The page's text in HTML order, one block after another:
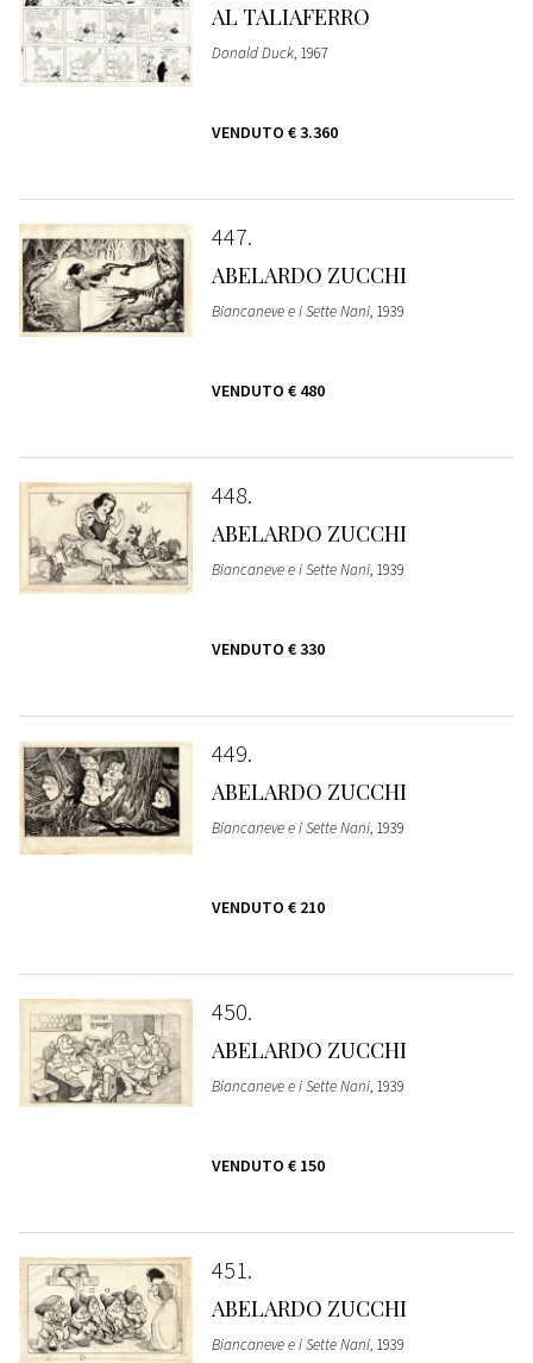
AL TALIAFERRO
Donald Duck, 1967
VENDUTO € 3.360
447
ABELARDO ZUCCHI
Biancaneve e i Sette Nani, 1939
VENDUTO € 480
448
ABELARDO ZUCCHI
Biancaneve e i Sette Nani, 1939
VENDUTO € 330
449
ABELARDO ZUCCHI
Biancaneve e i Sette Nani, 1939
VENDUTO € 210
450
ABELARDO ZUCCHI
Biancaneve e i Sette Nani, 1939
VENDUTO € 150
451
ABELARDO ZUCCHI
Biancaneve e i Sette Nani, 1939